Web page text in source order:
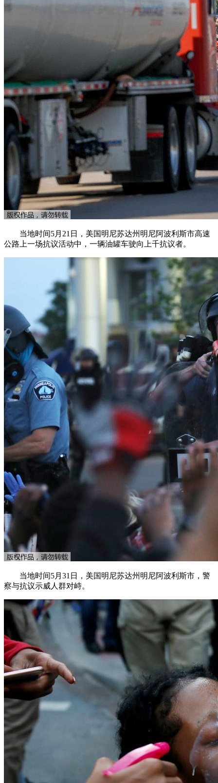
当地时间5月21日，美国明尼苏达州明尼阿波利斯市高速
公路上一场抗议活动中，一辆油罐车驶向上千抗议者。
当地时间5月31日，美国明尼苏达州明尼阿波利斯市，警
察与抗议示威人群对峙。